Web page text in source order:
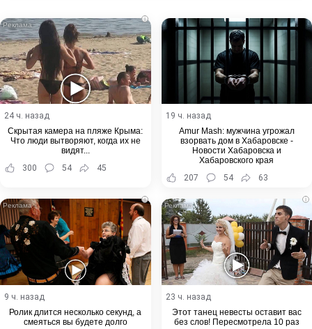
i
24 ч. назад
Скрытая камера на пляже Крыма:
Что люди вытворяют, когда их не
видят...
300
54 45
19 ч. назад
Amur Mash: мужчина угрожал
взорвать дом в Хабаровске -
Новости Хабаровска и
Хабаровского края
207
54 63
i
9 ч. назад
Ролик длится несколько секунд, а
смеяться вы будете долго
i
23 ч. назад
Этот танец невесты оставит вас
без слов! Пересмотрела 10 раз